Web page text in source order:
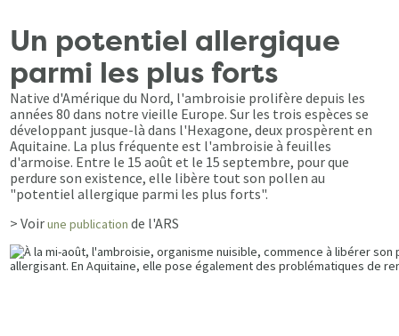
Un potentiel allergique
parmi les plus forts
Native d'Amérique du Nord, l'ambroisie prolifère depuis les
années 80 dans notre vieille Europe. Sur les trois espèces se
développant jusque-là dans l'Hexagone, deux prospèrent en
Aquitaine. La plus fréquente est l'ambroisie à feuilles
d'armoise. Entre le 15 août et le 15 septembre, pour que
perdure son existence, elle libère tout son pollen au
"potentiel allergique parmi les plus forts".
> Voirune publication de l'ARS